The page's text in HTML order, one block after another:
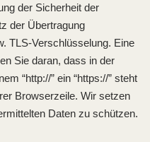
der Sicherheit der
der Übertragung
TLS-Verschlüsselung. Eine
Sie daran, dass in der
“http://” ein “https://” steht
Browserzeile. Wir setzen
Daten zu schützen.